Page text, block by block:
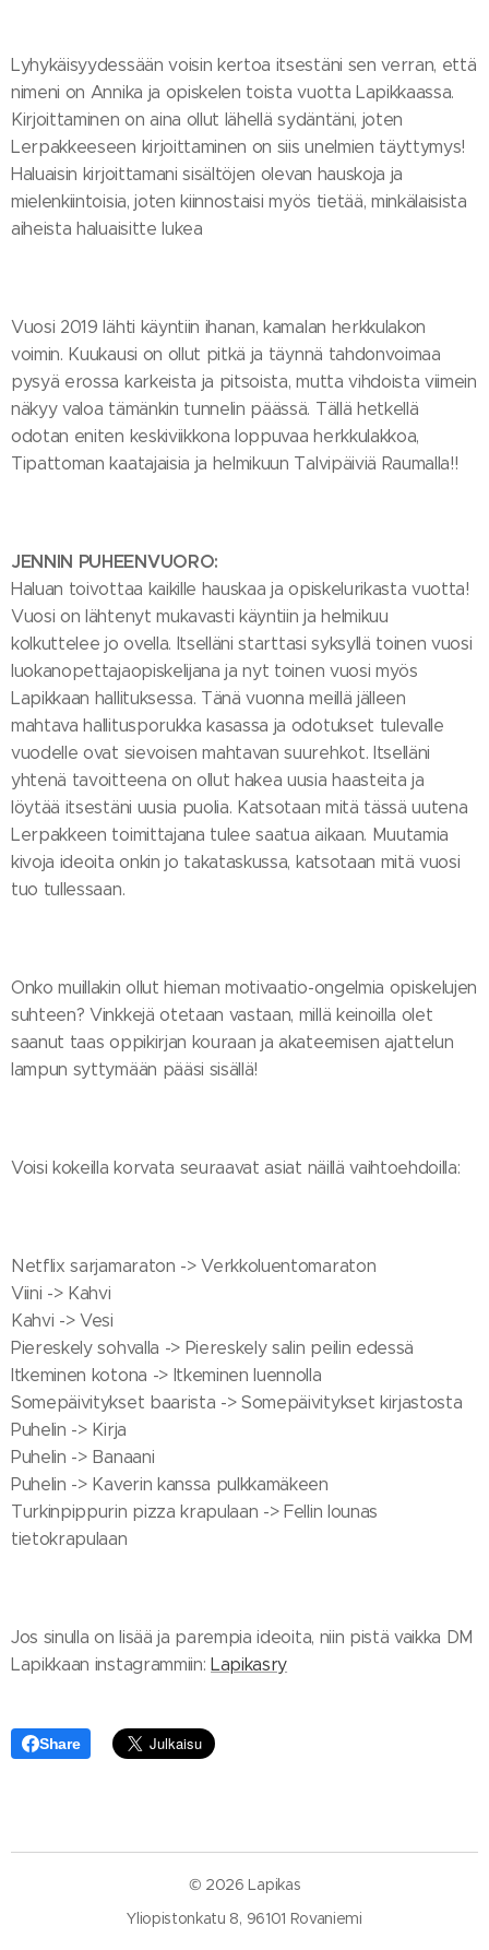
Lyhykäisyydessään voisin kertoa itsestäni sen verran, että
nimeni on Annika ja opiskelen toista vuotta Lapikkaassa.
Kirjoittaminen on aina ollut lähellä sydäntäni, joten
Lerpakkeeseen kirjoittaminen on siis unelmien täyttymys!
Haluaisin kirjoittamani sisältöjen olevan hauskoja ja
mielenkiintoisia, joten kiinnostaisi myös tietää, minkälaisista
aiheista haluaisitte lukea 😊
Vuosi 2019 lähti käyntiin ihanan, kamalan herkkulakon
voimin. Kuukausi on ollut pitkä ja täynnä tahdonvoimaa
pysyä erossa karkeista ja pitsoista, mutta vihdoista viimein
näkyy valoa tämänkin tunnelin päässä. Tällä hetkellä
odotan eniten keskiviikkona loppuvaa herkkulakkoa,
Tipattoman kaatajaisia ja helmikuun Talvipäiviä Raumalla!!
JENNIN PUHEENVUORO:
Haluan toivottaa kaikille hauskaa ja opiskelurikasta vuotta!
Vuosi on lähtenyt mukavasti käyntiin ja helmikuu
kolkuttelee jo ovella. Itselläni starttasi syksyllä toinen vuosi
luokanopettajaopiskelijana ja nyt toinen vuosi myös
Lapikkaan hallituksessa. Tänä vuonna meillä jälleen
mahtava hallitusporukka kasassa ja odotukset tulevalle
vuodelle ovat sievoisen mahtavan suurehkot. Itselläni
yhtenä tavoitteena on ollut hakea uusia haasteita ja
löytää itsestäni uusia puolia. Katsotaan mitä tässä uutena
Lerpakkeen toimittajana tulee saatua aikaan. Muutamia
kivoja ideoita onkin jo takataskussa, katsotaan mitä vuosi
tuo tullessaan.
Onko muillakin ollut hieman motivaatio-ongelmia opiskelujen
suhteen? Vinkkejä otetaan vastaan, millä keinoilla olet
saanut taas oppikirjan kouraan ja akateemisen ajattelun
lampun syttymään pääsi sisällä!
Voisi kokeilla korvata seuraavat asiat näillä vaihtoehdoilla:
Netflix sarjamaraton -> Verkkoluentomaraton
Viini -> Kahvi
Kahvi -> Vesi
Piereskely sohvalla -> Piereskely salin peilin edessä
Itkeminen kotona -> Itkeminen luennolla
Somepäivitykset baarista -> Somepäivitykset kirjastosta
Puhelin -> Kirja
Puhelin -> Banaani
Puhelin -> Kaverin kanssa pulkkamäkeen
Turkinpippurin pizza krapulaan -> Fellin lounas
tietokrapulaan
Jos sinulla on lisää ja parempia ideoita, niin pistä vaikka DM
Lapikkaan instagrammiin: Lapikasry
Share
© 2026 Lapikas
Yliopistonkatu 8, 96101 Rovaniemi